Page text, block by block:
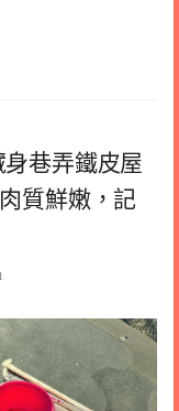
巷弄鐵皮屋
質鮮嫩，記